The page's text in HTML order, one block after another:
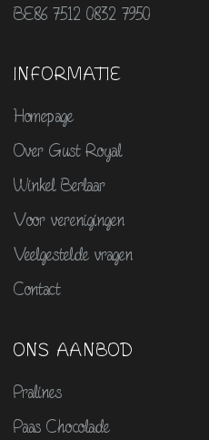
BE86 7512 0832 7950
INFORMATIE
Homepage
Over Gust Royal
Winkel Berlaar
Voor verenigingen
Veelgestelde vragen
Contact
ONS AANBOD
Pralines
Paas Chocolade